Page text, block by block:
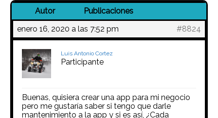
Autor
Publicaciones
enero 16, 2020 a las 7:52 pm
#8824
Luis Antonio Cortez
Participante
Buenas, quisiera crear una app para mi negocio
pero me gustaría saber si tengo que darle
mantenimiento a la app y si es así, ¿Cada